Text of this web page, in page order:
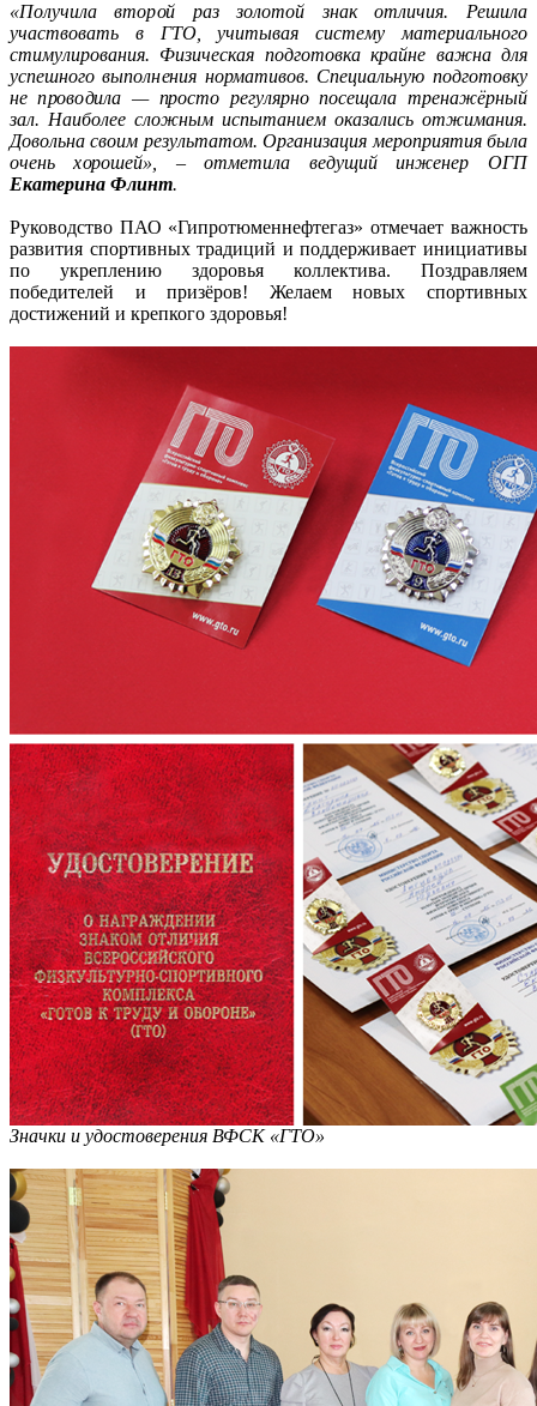
«Получила второй раз золотой знак отличия. Решила
участвовать в ГТО, учитывая систему материального
стимулирования. Физическая подготовка крайне важна для
успешного выполнения нормативов. Специальную подготовку
не проводила — просто регулярно посещала тренажёрный
зал. Наиболее сложным испытанием оказались отжимания.
Довольна своим результатом. Организация мероприятия была
очень хорошей», – отметила ведущий инженер ОГП
Екатерина Флинт.
Руководство ПАО «Гипротюменнефтегаз» отмечает важность
развития спортивных традиций и поддерживает инициативы
по укреплению здоровья коллектива. Поздравляем
победителей и призёров! Желаем новых спортивных
достижений и крепкого здоровья!
Значки и удостоверения ВФСК «ГТО»